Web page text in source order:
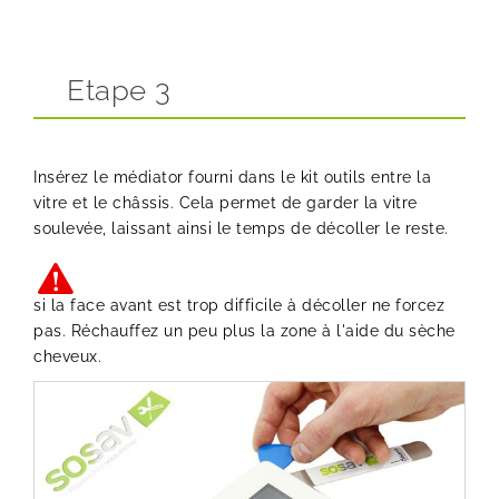
Etape 3
Insérez le médiator fourni dans le kit outils entre la
vitre et le châssis. Cela permet de garder la vitre
soulevée, laissant ainsi le temps de décoller le reste.
si la face avant est trop difficile à décoller ne forcez
pas. Réchauffez un peu plus la zone à l'aide du sèche
cheveux.